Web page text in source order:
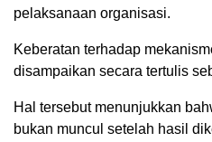
pelaksanaan organisasi.
Keberatan terhadap
disampaikan secara tertulis
Hal tersebut menunjukkan
bukan muncul setelah hasil